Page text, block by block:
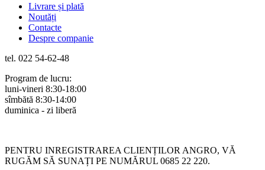
Livrare și plată
Noutăți
Contacte
Despre companie
tel. 022 54-62-48
Program de lucru:
luni-vineri 8:30-18:00
sîmbătă 8:30-14:00
duminica - zi liberă
PENTRU INREGISTRAREA CLIENȚILOR ANGRO, VĂ
RUGĂM SĂ SUNAȚI PE NUMĂRUL 0685 22 220.